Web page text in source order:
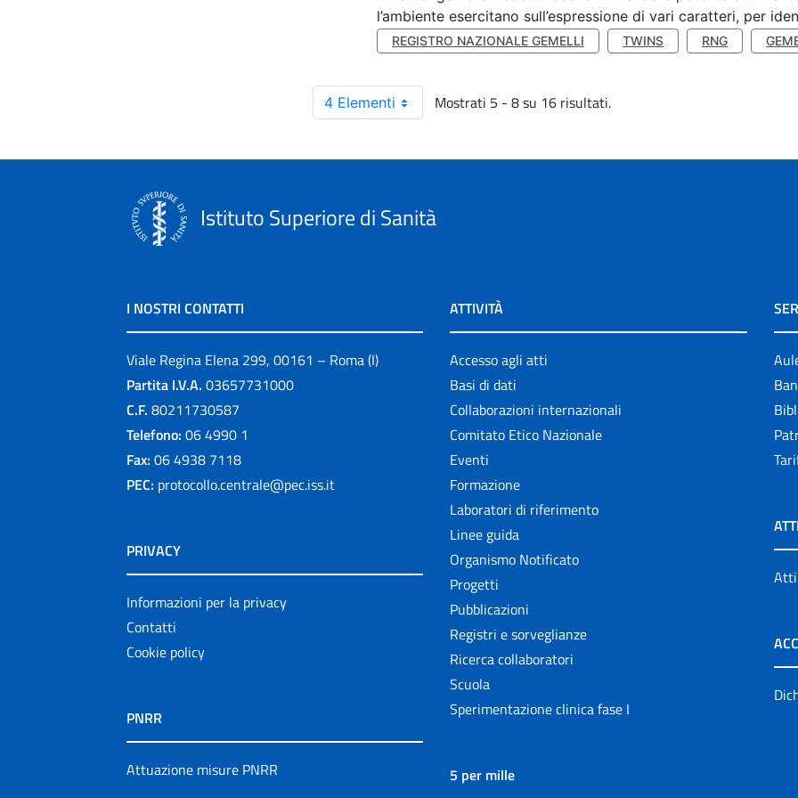
l’ambiente esercitano sull’espressione di vari caratteri, per
REGISTRO NAZIONALE GEMELLI TWINS RNG
4 Elementi Mostrati 5 - 8 su 16 risultati.
Istituto Superiore di Sanità
I NOSTRI CONTATTI
Viale Regina Elena 299, 00161 – Roma (I)
Partita I.V.A. 03657731000
C.F. 80211730587
Telefono: 06 4990 1
Fax: 06 4938 7118
PEC: protocollo.centrale@pec.iss.it
PRIVACY
Informazioni per la privacy
Contatti
Cookie policy
PNRR
Attuazione misure PNRR
ATTIVITÀ
Accesso agli atti
Basi di dati
Collaborazioni internazionali
Comitato Etico Nazionale
Eventi
Formazione
Laboratori di riferimento
Linee guida
Organismo Notificato
Progetti
Pubblicazioni
Registri e sorveglianze
Ricerca collaboratori
Scuola
Sperimentazione clinica fase I
5 per mille
Atti